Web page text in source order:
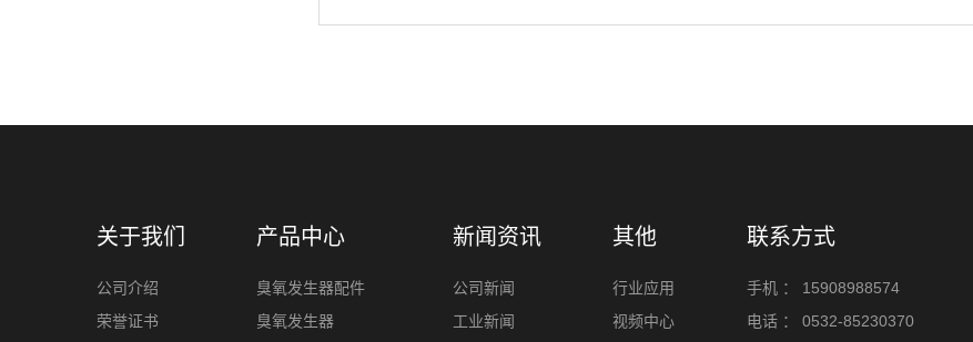
关于我们
公司介绍
荣誉证书
产品中心
臭氧发生器配件
臭氧发生器
新闻资讯
公司新闻
工业新闻
其他
行业应用
视频中心
联系方式
手机 ：
15908988574
电话 ：
0532-85230370